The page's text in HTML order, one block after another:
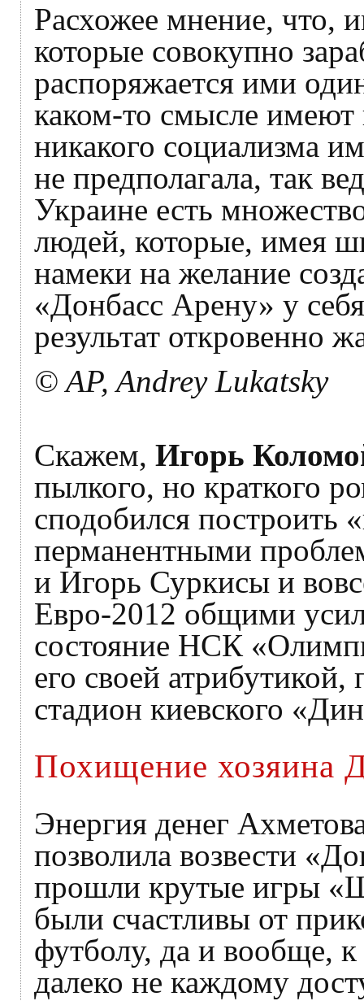
Расхожее мнение, что,
которые совокупно
распоряжается ими
каком-то смысле имеют
никакого социализма
не предполагала, так
Украине есть
людей, которые, имея
намеки на желание
«Донбасс Арену» у
результат откровенно
© AP, Andrey Lukatsky
Скажем, Игорь
пылкого, но краткого
сподобился построить
перманентными
и Игорь Суркисы и
Евро-2012 общими
состояние НСК
его своей
стадион киевского
Похищение хозяина
Энергия денег
позволила возвести
прошли крутые игры
были счастливы от
футболу, да и вообще,
далеко не каждому